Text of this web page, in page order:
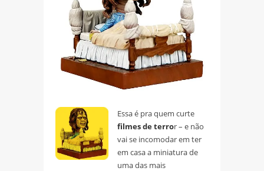
Essa é pra quem curte
filmes de terror – e não
vai se incomodar em ter
em casa a miniatura de
uma das mais